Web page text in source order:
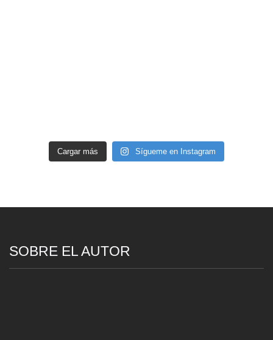
Cargar más Sígueme en Instagram
SOBRE EL AUTOR